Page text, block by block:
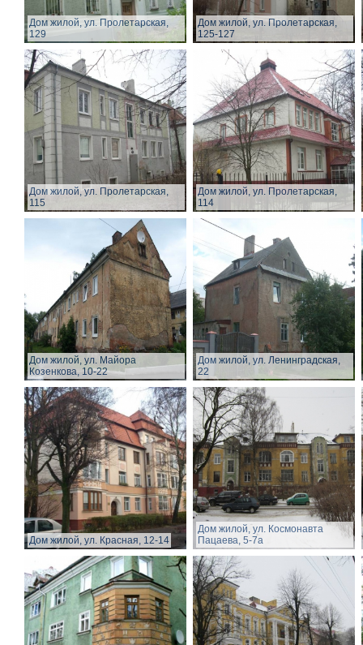
Дом жилой, ул. Пролетарская,
129
Дом жилой, ул. Пролетарская,
125-127
Дом жилой, ул. Пролетарская,
115
Дом жилой, ул. Пролетарская,
114
Дом жилой, ул. Майора
Козенкова, 10-22
Дом жилой, ул. Ленинградская,
22
Дом жилой, ул. Красная, 12-14
Дом жилой, ул. Космонавта
Пацаева, 5-7а